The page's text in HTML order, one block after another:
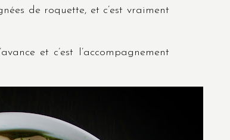
de roquette, et c’est vraiment
et c’est l’accompagnement